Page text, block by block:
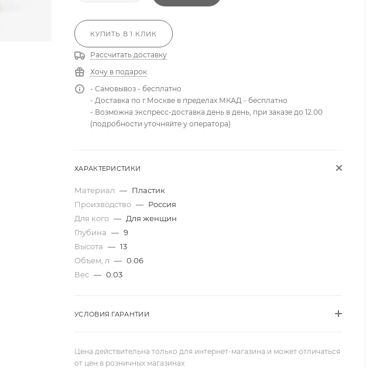
КУПИТЬ В 1 КЛИК
Рассчитать доставку
Хочу в подарок
- Самовывоз - бесплатно
- Доставка по г.Москве в пределах МКАД - бесплатно
- Возможна экспресс-доставка день в день, при заказе до 12.00
(подробности уточняйте у оператора)
ХАРАКТЕРИСТИКИ
Материал — Пластик
Производство — Россия
Для кого — Для женщин
Глубина — 9
Высота — 13
Объем, л — 0.06
Вес — 0.03
УСЛОВИЯ ГАРАНТИИ
Цена действительна только для интернет-магазина и может отличаться
от цен в розничных магазинах